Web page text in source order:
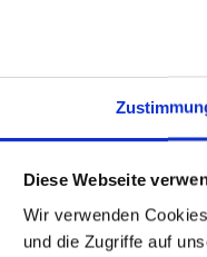
Diese Webseite
Wir verwenden
und die Zugriffe auf
oder Angestellte würde
maximalen
pro Jahr, Komfort-
im
rund 10.300
Der günstigste Tarif bei
für knapp 3.500 Euro
von über 6.800
Jahr!